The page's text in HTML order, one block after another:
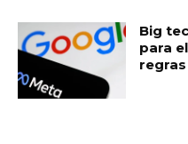
Big
para